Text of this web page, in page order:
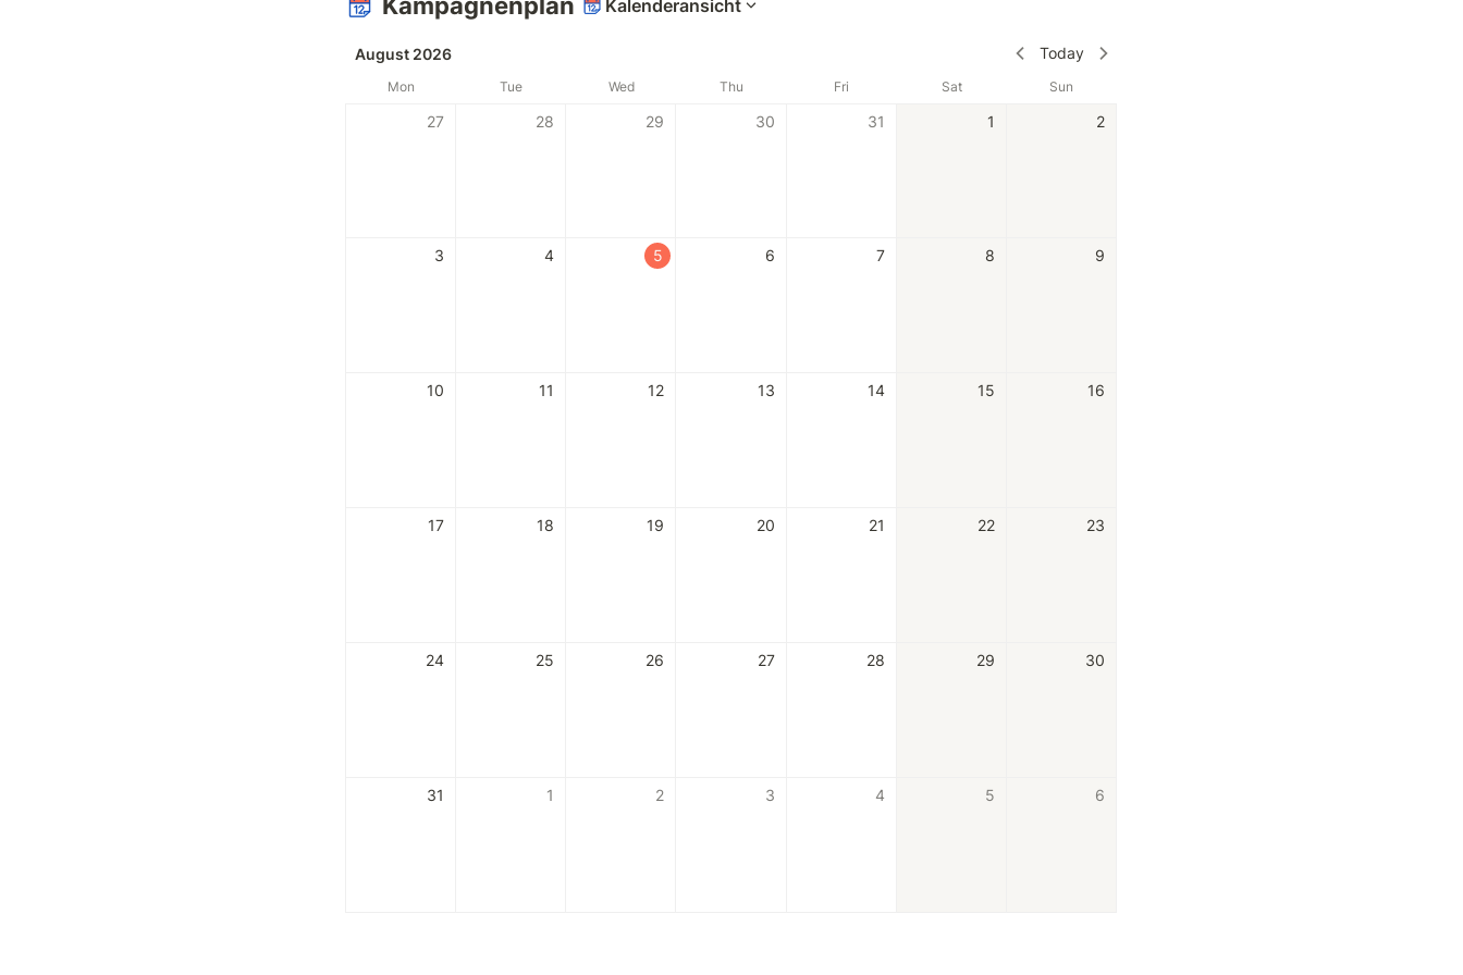
Kalenderansicht
August 2026 Today
Mon Tue Wed Thu Fri Sat Sun
27 28 29 30 31 1 2
3 4 5 6 7 8 9
10 11 12 13 14 15 16
17 18 19 20 21 22 23
24 25 26 27 28 29 30
31 1 2 3 4 5 6